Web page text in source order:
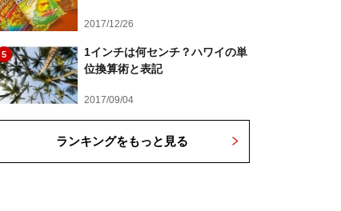
2017/12/26
5
1インチは何センチ？ハワイの単
位換算術と表記
2017/09/04
ランキングをもっと見る